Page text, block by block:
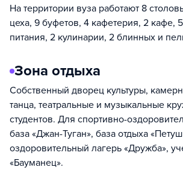
На территории вуза работают 8
цеха, 9 буфетов, 4 кафетерия, 2 кафе,
питания, 2 кулинарии, 2 блинных и
Зона отдыха
Собственный дворец культуры,
танца, театральные и музыкальные
студентов. Для спортивно-
база «Джан-Туган», база отдыха
оздоровительный лагерь «Дружба»,
«Бауманец».